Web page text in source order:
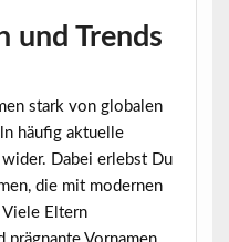
und Trends
stark von globalen
häufig aktuelle
Dabei erlebst Du
die mit modernen
Eltern